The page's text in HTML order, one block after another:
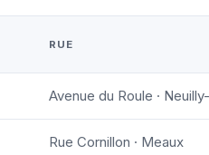
RUE
Avenue du Roule ·
Rue Cornillon · Meaux